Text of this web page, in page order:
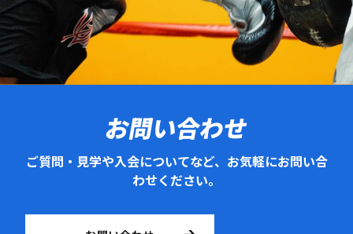
お問い合わせ
ご質問・見学や入会についてなど、お気軽にお問い合
わせください。